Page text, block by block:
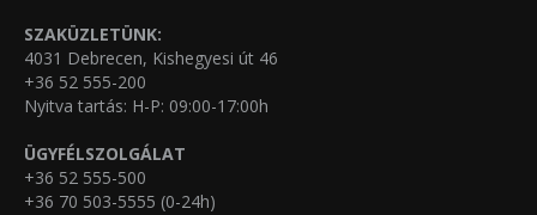
SZAKÜZLETÜNK:
4031 Debrecen, Kishegyesi út 46
+36 52 555-200
Nyitva tartás: H-P: 09:00-17:00h
ÜGYFÉLSZOLGÁLAT
+36 52 555-500
+36 70 503-5555 (0-24h)